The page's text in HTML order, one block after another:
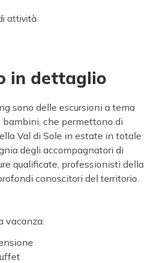
attività
in dettaglio
sono delle escursioni a tema
che permettono di
Val di Sole in estate in totale
degli accompagnatori di
qualificate, professionisti della
conoscitori del territorio.
vacanza: